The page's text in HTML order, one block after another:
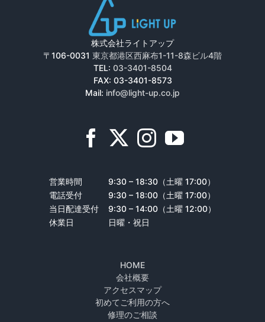
株式会社ライトアップ
〒106-0031 東京都港区西麻布1-11-8森ビル4階
TEL: 03-3401-8504
FAX: 03-3401-8573
Mail: info@light-up.co.jp
営業時間
9:30 – 18:30（土曜 17:00）
電話受付
9:30 – 18:00（土曜 17:00）
当日配達受付
9:30 – 14:00（土曜 12:00）
休業日
日曜・祝日
HOME
会社概要
アクセスマップ
初めてご利用の方へ
修理のご相談